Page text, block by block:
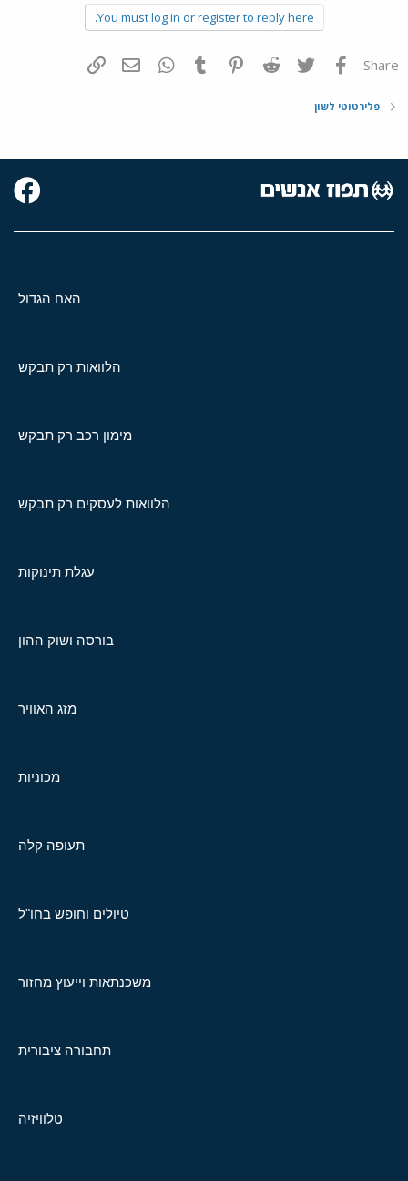
You must log in or register to reply here.
Share: פייסבוק Twitter
Reddit
Pinterest
Tumblr
WhatsAppדואר אלקטרוני
פלירטוטי לשון
האח הגדול
הלוואות רק תבקש
מימון רכב רק תבקש
הלוואות לעסקים רק תבקש
עגלת תינוקות
בורסה ושוק ההון
מזג האוויר
מכוניות
תעופה קלה
טיולים וחופש בחו"ל
משכנתאות וייעוץ מחזור
תחבורה ציבורית
טלוויזיה